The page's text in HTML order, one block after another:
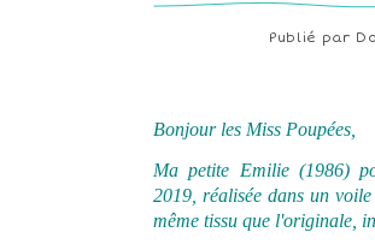
Publié par
Bonjour les Miss Poupées,
Ma petite Emilie (1986)
2019, réalisée dans un
même tissu que l'originale,